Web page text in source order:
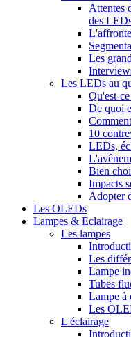
Attentes
des
Les
Les LEDs au
Qu'est-
De quoi
10
LEDs,
Bien
Impacts
Adopter
Les OLEDs
Lampes & Eclairage
Les lampes
Les
Lampe
Tubes
Lampe à
Les
L'éclairage